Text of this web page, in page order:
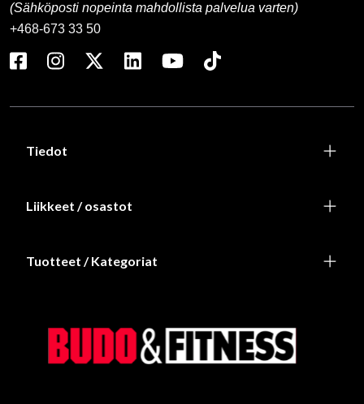
(Sähköposti nopeinta mahdollista palvelua varten)
+468-673 33 50
Tiedot
Liikkeet / osastot
Tuotteet / Kategoriat